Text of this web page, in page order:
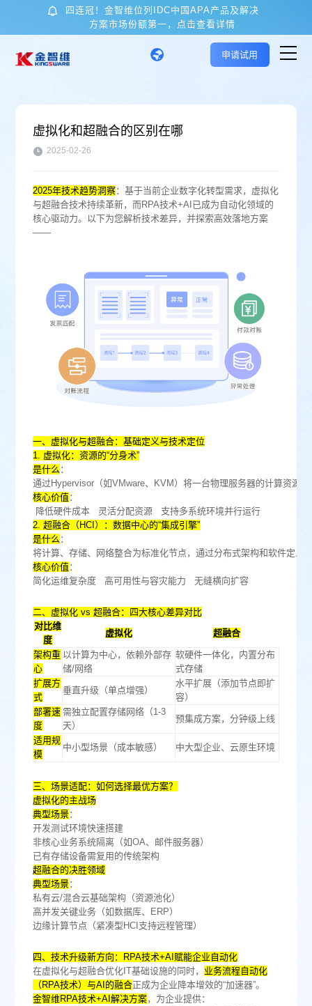
四连冠！金智维位列IDC中国APA产品及解决
方案市场份额第一，点击查看详情
核心技术与产品
应用场景
客户案例
申请试用
虚拟化和超融合的区别在哪
2025-02-26
‌2025年技术趋势洞察‌：基于当前企业数字化转型需求，虚拟化
与超融合技术持续革新，而RPA技术+AI已成为自动化领域的
核心驱动力。以下为您解析技术差异，并探索高效落地方案
——
一、虚拟化与超融合：基础定义与技术定位‌
‌1. 虚拟化：资源的“分身术”‌
‌是什么‌ ：
通过Hypervisor（如VMware、KVM）将一台物理服务器的计算资源
‌核心价值‌ ：
降低硬件成本 灵活分配资源 支持多系统环境并行运行
‌2. 超融合（HCI）：数据中心的“集成引擎”‌
‌是什么‌ ：
将计算、存储、网络整合为标准化节点，通过分布式架构和软件定
‌核心价值‌ ：
简化运维复杂度 高可用性与容灾能力 无缝横向扩容
‌二、虚拟化 vs 超融合：四大核心差异对比‌
‌对比维
度‌
‌虚拟化‌ ‌超融合‌
‌架构重
心‌
以计算为中心，依赖外部存
储/网络
软硬件一体化，内置分布
式存储
‌扩展方
式‌
垂直升级（单点增强）
水平扩展（添加节点即扩
容）
‌部署速
度‌
需独立配置存储网络（1-3
天）
预集成方案，分钟级上线
‌适用规
模‌
中小型场景（成本敏感） 中大型企业、云原生环境
‌三、场景适配：如何选择最优方案？‌
‌虚拟化的主战场‌
‌典型场景‌：
开发测试环境快速搭建
非核心业务系统隔离（如OA、邮件服务器）
已有存储设备需复用的传统架构
‌超融合的决胜领域‌
‌典型场景‌：
私有云/混合云基础架构（资源池化）
高并发关键业务（如数据库、ERP）
边缘计算节点（紧凑型HCI支持远程管理）
‌四、技术升级新方向：RPA技术+AI赋能企业自动化‌
在虚拟化与超融合优化IT基础设施的同时， ‌业务流程自动化
（RPA技术）与AI的融合‌正成为企业降本增效的“加速器”。
‌金智维RPA技术+AI解决方案‌，为企业提供：